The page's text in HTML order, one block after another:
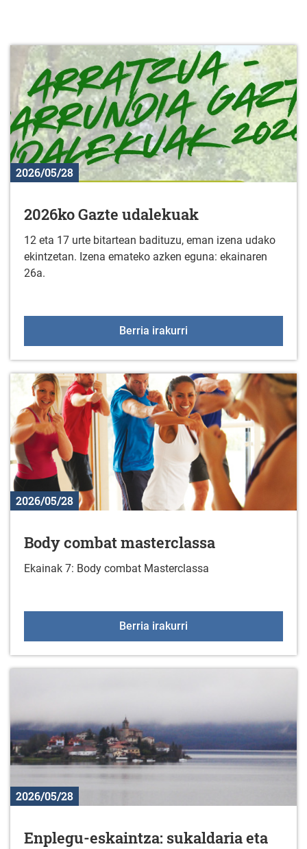
2026/05/28
2026ko Gazte udalekuak
12 eta 17 urte bitartean badituzu, eman izena udako
ekintzetan. Izena emateko azken eguna: ekainaren
26a.
Berria irakurri
2026/05/28
Body combat masterclassa
Ekainak 7: Body combat Masterclassa
Berria irakurri
2026/05/28
Enplegu-eskaintza: sukaldaria eta